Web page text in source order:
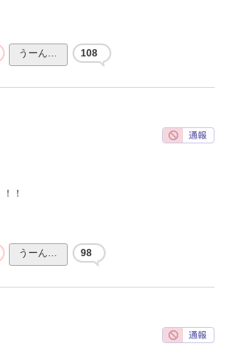
うーん… 108
！
うーん… 98